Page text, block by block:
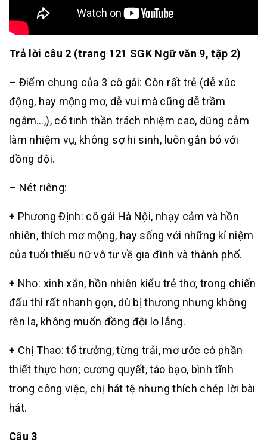
Trả lời câu 2 (trang 121 SGK Ngữ văn 9, tập 2)
– Điểm chung của 3 cô gái: Còn rất trẻ (dễ xúc
động, hay mộng mơ, dễ vui mà cũng dễ trầm
ngâm…,), có tinh thần trách nhiệm cao, dũng cảm
làm nhiệm vụ, không sợ hi sinh, luôn gắn bó với
đồng đội.
– Nét riêng:
+ Phương Định: cô gái Hà Nội, nhạy cảm và hồn
nhiên, thích mơ mộng, hay sống với những kỉ niệm
của tuổi thiếu nữ vô tư về gia đình và thành phố.
+ Nho: xinh xắn, hồn nhiên kiểu trẻ thơ, trong chiến
đấu thì rất nhanh gọn, dù bị thương nhưng không
rên la, không muốn đồng đội lo lắng.
+ Chị Thao: tổ trưởng, từng trải, mơ ước có phần
thiết thực hơn; cương quyết, táo bạo, bình tĩnh
trong công việc, chị hát tệ nhưng thích chép lời bài
hát.
Câu 3